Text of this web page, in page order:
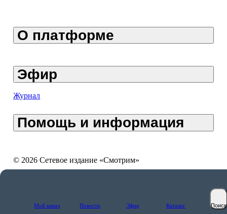
Мой канал Новости Эфир Каталог Поиск
О платформе
Эфир
Журнал
Помощь и информация
© 2026 Сетевое издание «Смотрим»